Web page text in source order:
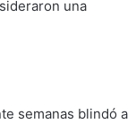
una
semanas blindó a